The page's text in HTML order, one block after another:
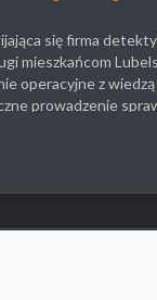
się firma
mieszkańcom
operacyjne z
prowadzenie
wspólników.